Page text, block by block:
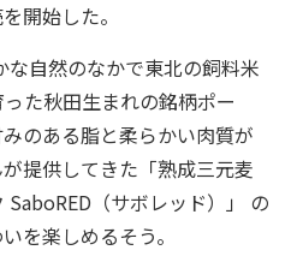
開始した。
自然のなかで東北の飼料米
た秋田生まれの銘柄ポー
のある脂と柔らかい肉質が
提供してきた「熟成三元麦
（サボレッド）」 の
を楽しめるそう。